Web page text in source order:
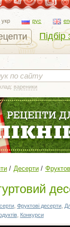
укр рус
Підбір
вареники
Десерти
, Фруктові десерти,
, Конкурси